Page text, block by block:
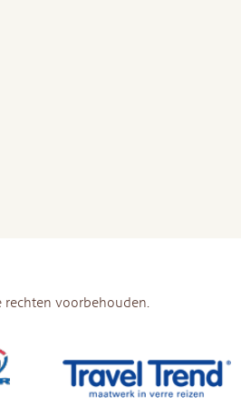
rechten voorbehouden.